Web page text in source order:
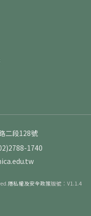
二段128號
1740
隱私權及安全政策版號：V1.1.4